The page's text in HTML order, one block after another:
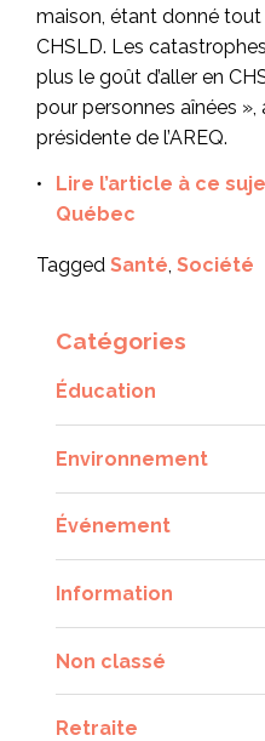
maison, étant donné tout
CHSLD. Les
plus le goût d’aller en
pour personnes aînées
présidente de l’AREQ.
Lire l’article à ce
Québec
Tagged Santé, Société
Catégories
Éducation
Environnement
Événement
Information
Non classé
Retraite